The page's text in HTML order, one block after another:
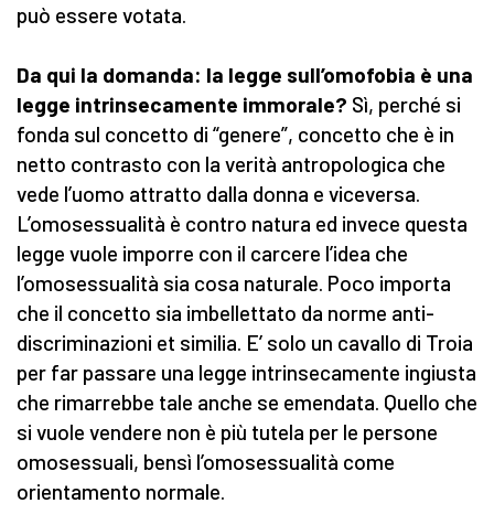
può essere votata.
Da qui la domanda: la legge sull’omofobia è una
legge intrinsecamente immorale? Sì, perché si
fonda sul concetto di “genere”, concetto che è in
netto contrasto con la verità antropologica che
vede l’uomo attratto dalla donna e viceversa.
L’omosessualità è contro natura ed invece questa
legge vuole imporre con il carcere l’idea che
l’omosessualità sia cosa naturale. Poco importa
che il concetto sia imbellettato da norme anti-
discriminazioni et similia. E’ solo un cavallo di Troia
per far passare una legge intrinsecamente ingiusta
che rimarrebbe tale anche se emendata. Quello che
si vuole vendere non è più tutela per le persone
omosessuali, bensì l’omosessualità come
orientamento normale.